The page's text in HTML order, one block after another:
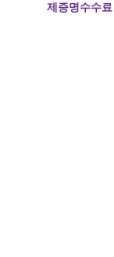
제증명수수료